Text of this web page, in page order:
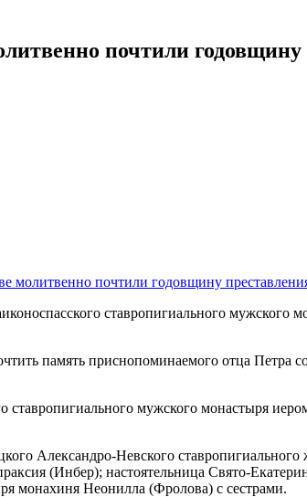
почтили годовщину
молитвенно почтили годовщину
ставропигиального мужского
память приснопоминаемого отца Петра
мужского монастыря
Александро-Невского
(Инбер); настоятельница Свято-
монахиня Неонилла (Фролова) с сестрами.